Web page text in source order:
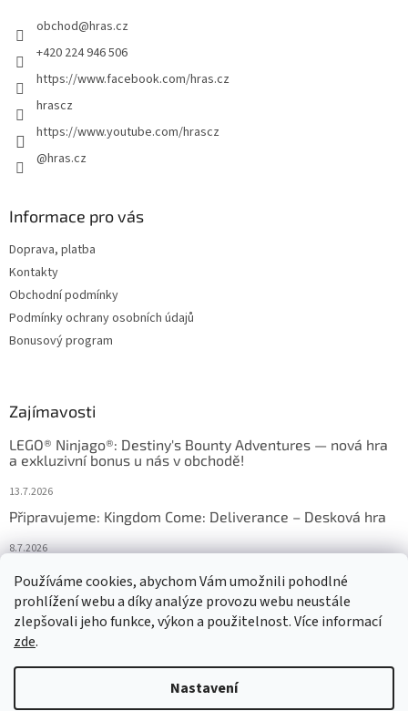
Používáme cookies, abychom Vám umožnili pohodlné
prohlížení webu a díky analýze provozu webu neustále
zlepšovali jeho funkce, výkon a použitelnost. Více informací
zde.
Nastavení
obchod@hras.cz
+420 224 946 506
https://www.facebook.com/hras.cz
hrascz
https://www.youtube.com/hrascz
@hras.cz
Informace pro vás
Doprava, platba
Kontakty
Obchodní podmínky
Podmínky ochrany osobních údajů
Bonusový program
Zajímavosti
LEGO® Ninjago®: Destiny's Bounty Adventures — nová hra
a exkluzivní bonus u nás v obchodě!
13.7.2026
Připravujeme: Kingdom Come: Deliverance – Desková hra
8.7.2026
Nejlepší deskové hry: výběr, který frčí v celém Česku
18.6.2026